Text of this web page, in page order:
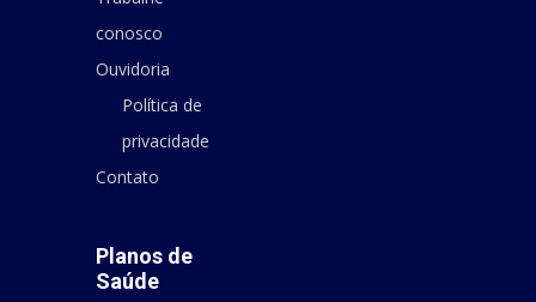
conosco
Ouvidoria
Política de
privacidade
Contato
Planos de
Saúde